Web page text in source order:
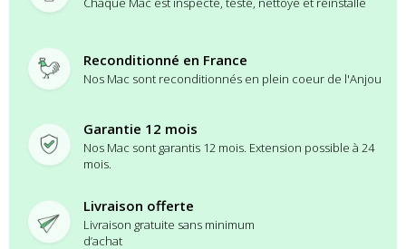
Reconditionné en France
Nos Mac sont reconditionnés en plein coeur de l'Anjou
Garantie 12 mois
Nos Mac sont garantis 12 mois. Extension possible à 24
mois.
Livraison offerte
Livraison gratuite sans minimum
d’achat